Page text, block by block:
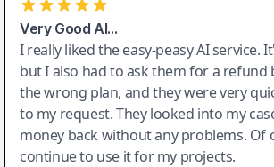
Very Good AI…
I really liked the easy-peasy AI service.
but I also had to ask them for a refund
the wrong plan, and they were very
to my request. They looked into my
money back without any problems. Of
continue to use it for my projects.